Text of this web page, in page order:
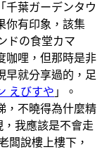
千葉ガーデンタウ
你有印象，該集
ドの食堂カマ
咖哩，但那時是非
早就分享過的，足
えびすや 」。
，不曉得為什麼精
我應該是不會走
闆說樓上樓下，